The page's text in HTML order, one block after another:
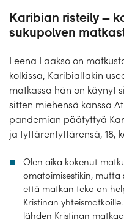
Matkatyypit
Matkakalenteri
Laivat
Meistä
Karibian risteily –
sukupolven
Leena Laakso on
kolkissa, Karibiallakin
matkassa hän on käynyt
sitten miehensä kanssa
pandemian päätyttyä
ja tyttärentyttärensä, 18,
Olen aika kokenut
omatoimisestikin,
että matkan teko on
Kristinan
lähden Kristinan